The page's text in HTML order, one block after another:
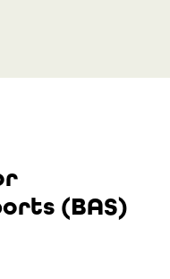
(BAS)